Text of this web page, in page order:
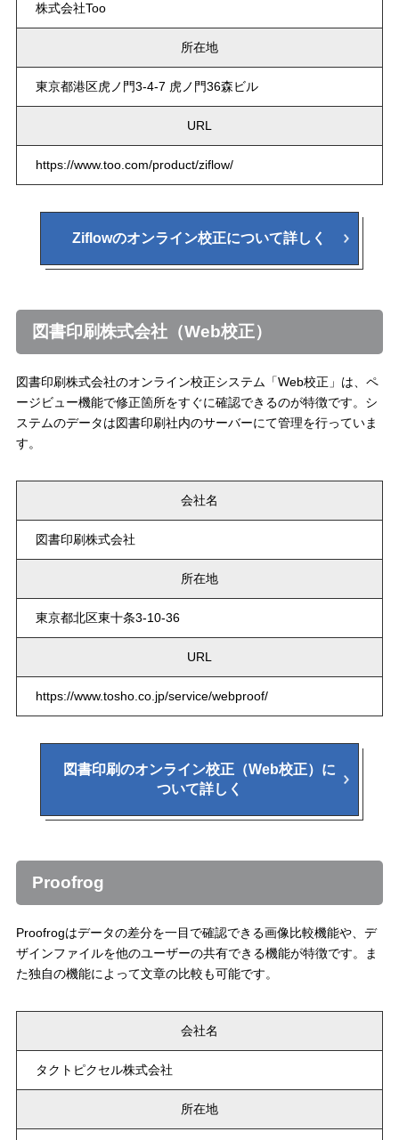
株式会社Too
所在地
東京都港区虎ノ門3-4-7 虎ノ門36森ビル
URL
https://www.too.com/product/ziflow/
Ziflowのオンライン校正について詳しく
図書印刷株式会社（Web校正）
図書印刷株式会社のオンライン校正システム「Web校正」は、ペ
ージビュー機能で修正箇所をすぐに確認できるのが特徴です。シ
ステムのデータは図書印刷社内のサーバーにて管理を行っていま
す。
会社名
図書印刷株式会社
所在地
東京都北区東十条3-10-36
URL
https://www.tosho.co.jp/service/webproof/
図書印刷のオンライン校正（Web校正）に
ついて詳しく
Proofrog
Proofrogはデータの差分を一目で確認できる画像比較機能や、デ
ザインファイルを他のユーザーの共有できる機能が特徴です。ま
た独自の機能によって文章の比較も可能です。
会社名
タクトピクセル株式会社
所在地